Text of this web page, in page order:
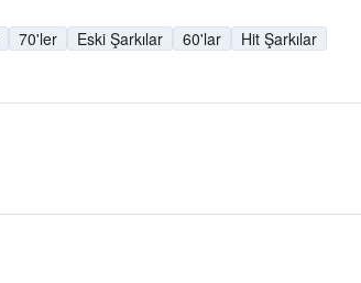
70'ler Eski Şarkılar 60'lar
Hit Şarkılar